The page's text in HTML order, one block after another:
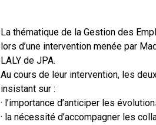
La thématique de la Gestion des
lors d’une intervention menée par
LALY de JPA.
Au cours de leur intervention, les
insistant sur :
· l’importance d’anticiper les
· la nécessité d’accompagner les